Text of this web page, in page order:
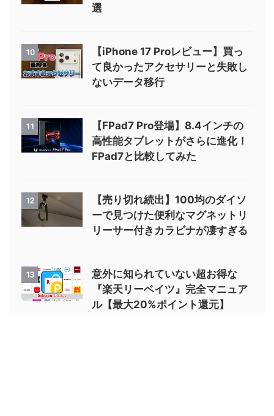
選
10
【iPhone 17 Proレビュー】買っ
て良かったアクセサリーと失敗し
ないデータ移行
11
【FPad7 Pro登場】8.4インチの
高性能タブレットがさらに進化！
FPad7と比較してみた
12
【売り切れ続出】100均のダイソ
ーで見つけた便利なマグネットリ
リーサー付きカラビナが凄すぎる
13
意外に知られていない超お得な
『楽天リーベイツ』完全マニュア
ル【最大20%ポイント還元】